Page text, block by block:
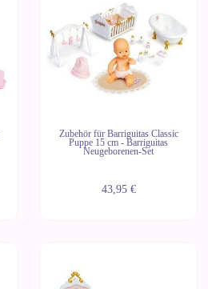
Zubehör für Barriguitas Classic
Puppe 15 cm - Barriguitas
Neugeborenen-Set
43,95 €